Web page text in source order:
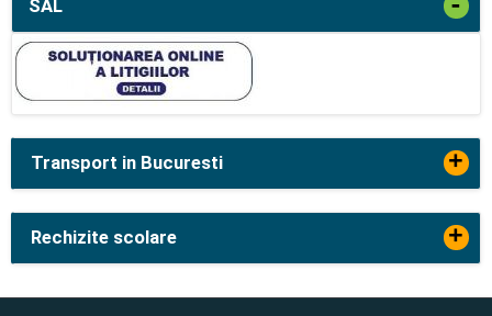
SAL
Transport in Bucuresti +
Rechizite scolare +